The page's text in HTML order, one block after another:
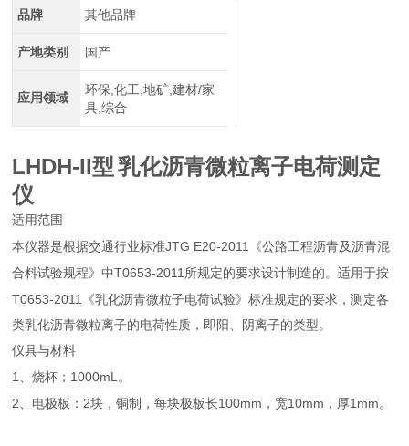
品牌 其他品牌
产地类别 国产
应用领域
环保,化工,地矿,建材/家
具,综合
LHDH-II型 乳化沥青微粒离子电荷测定
仪
适用范围
本仪器是根据交通行业标准JTG E20-2011
《公路工程沥青及沥青混
合料试验规程》中T0653-2011 所规定的要求设计制造的。适用于按
T0653-2011
《乳化沥青微粒子电荷试验》标准规定的要求，测定各
类乳化沥青微粒离子的电荷性质，即阳、阴离子的类型。
仪具与材料
1、烧杯； 1000mL 。
2、 电极板：2块，铜制，每块极板长100mm ，宽10mm ，厚1mm。